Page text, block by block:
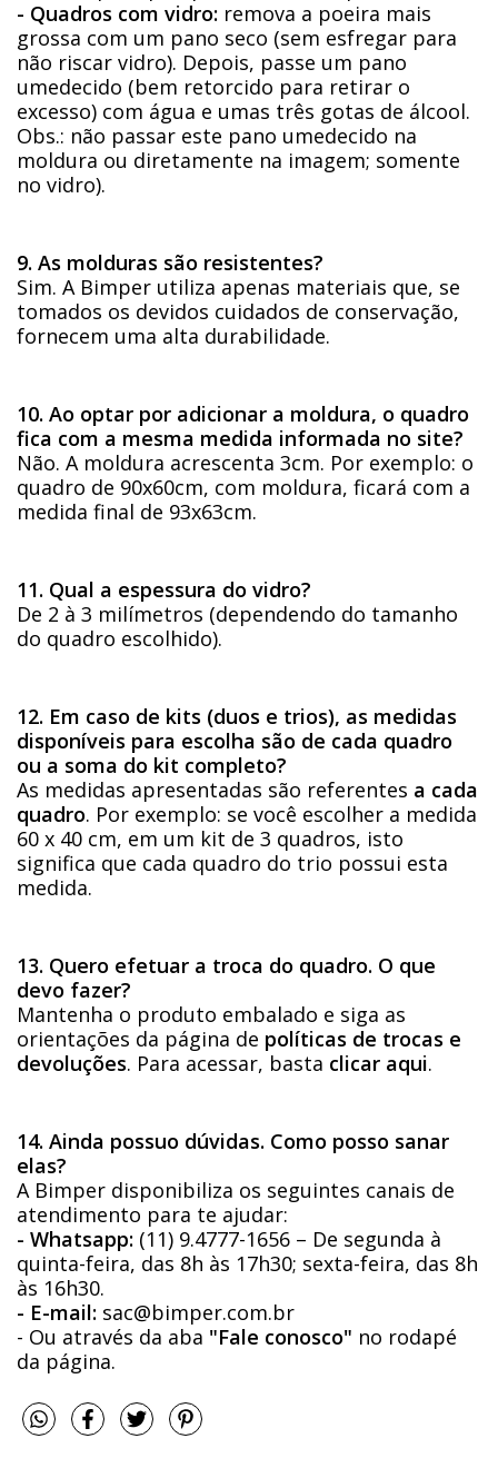
- Quadros com vidro: remova a poeira mais
grossa com um pano seco (sem esfregar para
não riscar vidro). Depois, passe um pano
umedecido (bem retorcido para retirar o
excesso) com água e umas três gotas de álcool.
Obs.: não passar este pano umedecido na
moldura ou diretamente na imagem; somente
no vidro).
9. As molduras são resistentes?
Sim. A Bimper utiliza apenas materiais que, se
tomados os devidos cuidados de conservação,
fornecem uma alta durabilidade.
10. Ao optar por adicionar a moldura, o quadro
fica com a mesma medida informada no site?
Não. A moldura acrescenta 3cm. Por exemplo: o
quadro de 90x60cm, com moldura, ficará com a
medida final de 93x63cm.
11. Qual a espessura do vidro?
De 2 à 3 milímetros (dependendo do tamanho
do quadro escolhido).
12. Em caso de kits (duos e trios), as medidas
disponíveis para escolha são de cada quadro
ou a soma do kit completo?
As medidas apresentadas são referentes a cada
quadro. Por exemplo: se você escolher a medida
60 x 40 cm, em um kit de 3 quadros, isto
significa que cada quadro do trio possui esta
medida.
13. Quero efetuar a troca do quadro. O que
devo fazer?
Mantenha o produto embalado e siga as
orientações da página de políticas de trocas e
devoluções. Para acessar, basta clicar aqui.
14. Ainda possuo dúvidas. Como posso sanar
elas?
A Bimper disponibiliza os seguintes canais de
atendimento para te ajudar:
- Whatsapp: (11) 9.4777-1656 – De segunda à
quinta-feira, das 8h às 17h30; sexta-feira, das 8h
às 16h30.
- E-mail: sac@bimper.com.br
- Ou através da aba "Fale conosco" no rodapé
da página.